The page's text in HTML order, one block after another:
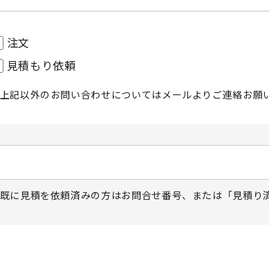
注文
見積もり依頼
上記以外のお問い合わせについては メールよりご連絡お願
既に見積を依頼済みの方はお問合せ番号、または「見積り